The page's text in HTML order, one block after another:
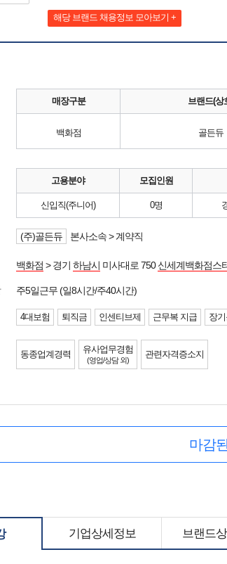
해당 브랜드 채용정보 모아보기 +
매장구분 브랜드(상
백화점 골든듀
고용분야 모집인원
신입직(주니어) 0명
(주)골든듀 본사소속 > 계약직
백화점 > 경기 하남시 미사대로 750신세계백화점스
주5일근무 (일8시간/주40시간)
4대보험 퇴직금 인센티브제 근무복 지급 장
동종업계경력 유사업무경험
(영업/상담 외)
관련자격증소지
마감
기업상세정보 브랜드